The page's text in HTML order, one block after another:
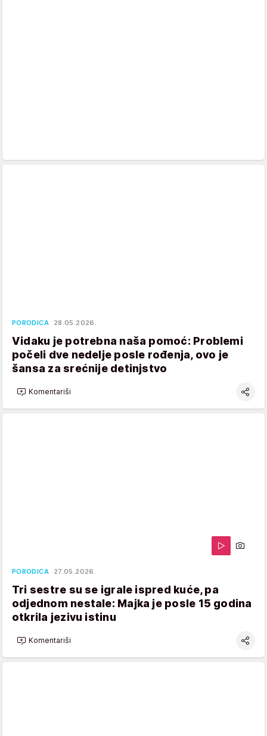
PORODICA 28.05.2026.
Vidaku je potrebna naša pomoć: Problemi
počeli dve nedelje posle rođenja, ovo je
šansa za srećnije detinjstvo
Komentariši
PORODICA 27.05.2026.
Tri sestre su se igrale ispred kuće, pa
odjednom nestale: Majka je posle 15 godina
otkrila jezivu istinu
Komentariši